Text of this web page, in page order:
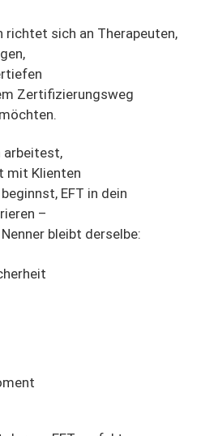
richtet sich an Therapeuten,
Zertifizierungsweg
arbeitest,
mit Klienten
EFT in dein
–
bleibt derselbe: